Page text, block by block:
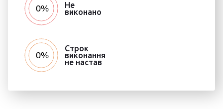
Не
виконано
Строк
виконання
не настав